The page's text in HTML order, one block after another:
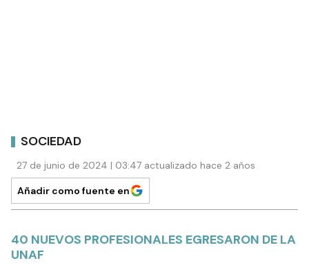
SOCIEDAD
27 de junio de 2024 | 03:47 actualizado hace 2 años
Añadir como fuente en
40 NUEVOS PROFESIONALES EGRESARON DE LA
UNAF